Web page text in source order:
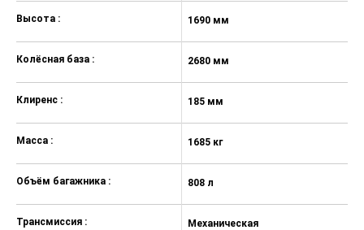
Высота :
Колёсная база :
Клиренс :
Масса :
Объём багажника :
Трансмиссия :
1690 мм
2680 мм
185 мм
1685 кг
808 л
Механическая